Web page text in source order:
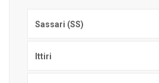
Sassari (SS)
Ittiri